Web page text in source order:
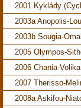
2001 Kyklády
2003a Anopolis-
2003b Sougia-
2005 Olympos-
2006 Chania-
2007 Therisso-
2008a Askifou-